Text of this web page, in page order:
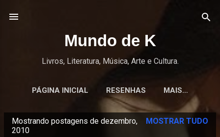
Mundo de K
Livros, Literatura, Música, Arte e Cultura.
PÁGINA INICIAL RESENHAS MAIS…
Mostrando postagens de dezembro,
2010
MOSTRAR TUDO